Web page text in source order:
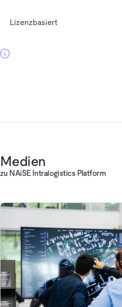
Lizenzbasiert
Medien
zu NAiSE Intralogistics Platform